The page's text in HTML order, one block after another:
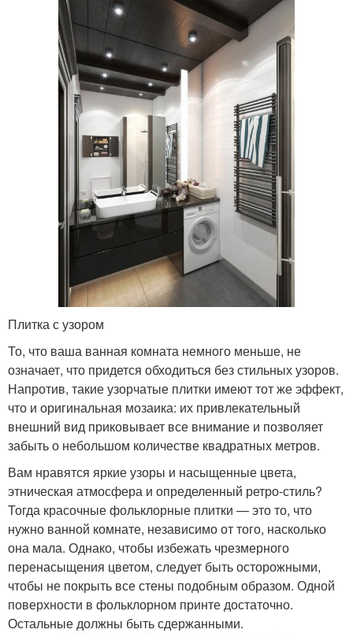
Плитка с узором
То, что ваша ванная комната немного меньше, не
означает, что придется обходиться без стильных узоров.
Напротив, такие узорчатые плитки имеют тот же эффект,
что и оригинальная мозаика: их привлекательный
внешний вид приковывает все внимание и позволяет
забыть о небольшом количестве квадратных метров.
Вам нравятся яркие узоры и насыщенные цвета,
этническая атмосфера и определенный ретро-стиль?
Тогда красочные фольклорные плитки — это то, что
нужно ванной комнате, независимо от того, насколько
она мала. Однако, чтобы избежать чрезмерного
перенасыщения цветом, следует быть осторожными,
чтобы не покрыть все стены подобным образом. Одной
поверхности в фольклорном принте достаточно.
Остальные должны быть сдержанными.